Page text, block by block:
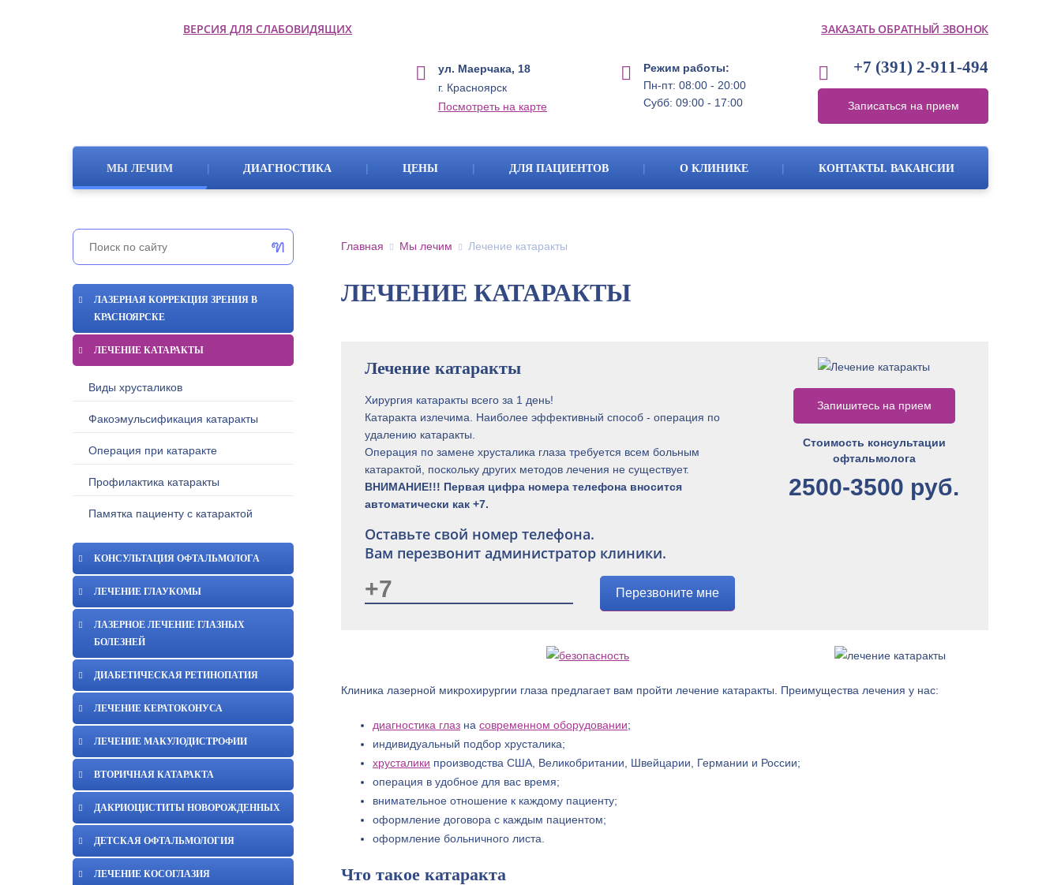
ВЕРСИЯ ДЛЯ СЛАБОВИДЯЩИХ ЗАКАЗАТЬ ОБРАТНЫЙ ЗВОНОК
+7 (391) 2-911-494
Записаться на прием
Режим работы:
Пн-пт: 08:00 - 20:00
Субб: 09:00 - 17:00
ул. Маерчака, 18
г. Красноярск
Посмотреть на карте
МЫ ЛЕЧИМ | ДИАГНОСТИКА | ЦЕНЫ | ДЛЯ ПАЦИЕНТОВ | О КЛИНИКЕ | КОНТАКТЫ. ВАКАНСИИ
ЛАЗЕРНАЯ КОРРЕКЦИЯ ЗРЕНИЯ В
КРАСНОЯРСКЕ
ЛЕЧЕНИЕ КАТАРАКТЫ
Виды хрусталиков
Факоэмульсификация катаракты
Операция при катаракте
Профилактика катаракты
Памятка пациенту с катарактой
КОНСУЛЬТАЦИЯ ОФТАЛЬМОЛОГА
ЛЕЧЕНИЕ ГЛАУКОМЫ
ЛАЗЕРНОЕ ЛЕЧЕНИЕ ГЛАЗНЫХ
БОЛЕЗНЕЙ
ДИАБЕТИЧЕСКАЯ РЕТИНОПАТИЯ
ЛЕЧЕНИЕ КЕРАТОКОНУСА
ЛЕЧЕНИЕ МАКУЛОДИСТРОФИИ
ВТОРИЧНАЯ КАТАРАКТА
ДАКРИОЦИСТИТЫ НОВОРОЖДЕННЫХ
ДЕТСКАЯ ОФТАЛЬМОЛОГИЯ
ЛЕЧЕНИЕ КОСОГЛАЗИЯ
Главная Мы лечим Лечение катаракты
ЛЕЧЕНИЕ КАТАРАКТЫ
Лечение катаракты
Хирургия катаракты всего за 1 день!
Катаракта излечима. Наиболее эффективный способ - операция по
удалению катаракты.
Операция по замене хрусталика глаза требуется всем больным
катарактой, поскольку других методов лечения не существует.
ВНИМАНИЕ!!! Первая цифра номера телефона вносится
автоматически как +7.
Оставьте свой номер телефона.
Вам перезвонит администратор клиники.
Перезвоните мне
Запишитесь на прием
Стоимость консультации
офтальмолога
2500-3500 руб.
Клиника лазерной микрохирургии глаза предлагает вам пройти лечение катаракты. Преимущества лечения у нас:
диагностика глаз на современном оборудовании;
индивидуальный подбор хрусталика;
хрусталики производства США, Великобритании, Швейцарии, Германии и России;
операция в удобное для вас время;
внимательное отношение к каждому пациенту;
оформление договора с каждым пациентом;
оформление больничного листа.
Что такое катаракта